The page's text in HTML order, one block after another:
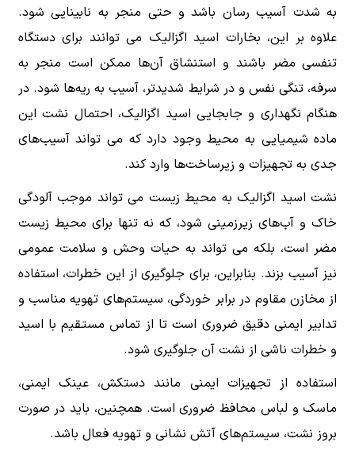
به شدت آسیب رسان باشد و حتی منجر به نابینایی شود.
علاوه بر این، بخارات اسید اگزالیک می توانند برای دستگاه
تنفسی مضر باشند و استنشاق آن‌ها ممکن است منجر به
سرفه، تنگی نفس و در شرایط شدیدتر، آسیب به ریه‌ها شود. در
هنگام نگهداری و جابجایی اسید اگزالیک، احتمال نشت این
ماده شیمیایی به محیط وجود دارد که می تواند آسیب‌های
جدی به تجهیزات و زیرساخت‌ها وارد کند.
نشت اسید اگزالیک به محیط زیست می تواند موجب آلودگی
خاک و آب‌های زیرزمینی شود، که نه تنها برای محیط زیست
مضر است، بلکه می تواند به حیات وحش و سلامت عمومی
نیز آسیب بزند. بنابراین، برای جلوگیری از این خطرات، استفاده
از مخازن مقاوم در برابر خوردگی، سیستم‌های تهویه مناسب و
تدابیر ایمنی دقیق ضروری است تا از تماس مستقیم با اسید
و خطرات ناشی از نشت آن جلوگیری شود.
استفاده از تجهیزات ایمنی مانند دستکش، عینک ایمنی،
ماسک و لباس محافظ ضروری است. همچنین، باید در صورت
بروز نشت، سیستم‌های آتش نشانی و تهویه فعال باشد.